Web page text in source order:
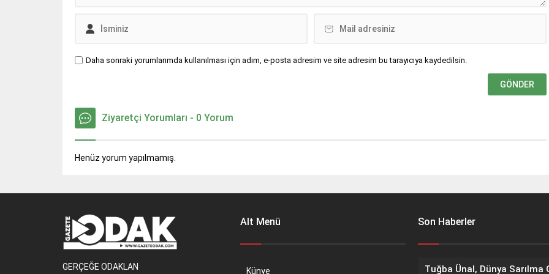
Daha sonraki yorumlarımda kullanılması için adım, e-posta adresim ve site adresim bu tarayıcıya kaydedilsin.
Ziyaretçi Yorumları - 0 Yorum
Henüz yorum yapılmamış.
GERÇEĞE ODAKLAN
Alt Menü
Künye
Son Haberler